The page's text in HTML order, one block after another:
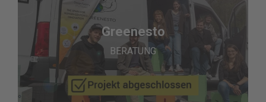
Greenesto
BERATUNG